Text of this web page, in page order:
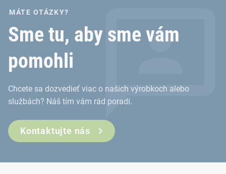
MÁTE OTÁZKY?
Sme tu, aby sme vám
pomohli
Chcete sa dozvedieť viac o našich výrobkoch alebo
službách? Náš tím vám rád poradí.
Kontaktujte nás